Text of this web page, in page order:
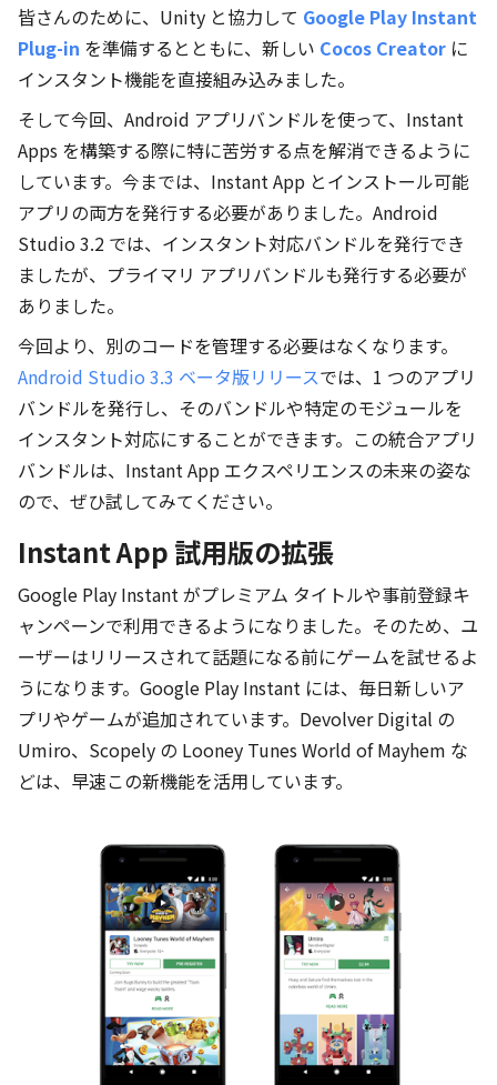
皆さんのために、Unity と協力して Google Play Instant
Plug-in を準備するとともに、新しい Cocos Creator に
インスタント機能を直接組み込みました。
そして今回、Android アプリバンドルを使って、Instant
Apps を構築する際に特に苦労する点を解消できるように
しています。今までは、Instant App とインストール可能
アプリの両方を発行する必要がありました。Android
Studio 3.2 では、インスタント対応バンドルを発行でき
ましたが、プライマリ アプリバンドルも発行する必要が
ありました。
今回より、別のコードを管理する必要はなくなります。
Android Studio 3.3 ベータ版リリースでは、1 つのアプリ
バンドルを発行し、そのバンドルや特定のモジュールを
インスタント対応にすることができます。この統合アプリ
バンドルは、Instant App エクスペリエンスの未来の姿な
ので、ぜひ試してみてください。
Instant App 試用版の拡張
Google Play Instant がプレミアム タイトルや事前登録キ
ャンペーンで利用できるようになりました。そのため、ユ
ーザーはリリースされて話題になる前にゲームを試せるよ
うになります。Google Play Instant には、毎日新しいア
プリやゲームが追加されています。Devolver Digital の
Umiro、Scopely の Looney Tunes World of Mayhem な
どは、早速この新機能を活用しています。